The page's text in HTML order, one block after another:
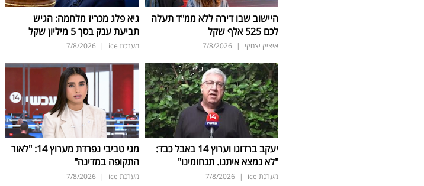
היישוב שבו דירה ללא ממ"ד תעלה
לכם 525 אלף שקל
איציק יצחקי |
7/8/2026
גיא פלג מכריז מלחמה: הגיש
תביעת ענק בסך 5 מיליון שקל
מערכת ice |
7/8/2026
יעקב ברדוגו וערוץ 14 באבל כבד:
"לא נמצא איתנו. תנחומינו"
מערכת ice |
7/8/2026
מגי טביבי נפרדת מערוץ 14: "לאור
התקופה במדינה"
מערכת ice |
7/8/2026